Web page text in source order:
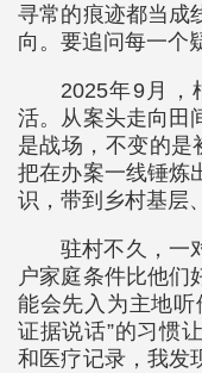
寻常的痕迹都当成
向。要追问每一个
2025年9月，
活。从案头走向田
是战场，不变的是
把在办案一线锤炼
识，带到乡村基层
驻村不久，一
户家庭条件比他们
能会先入为主地听
证据说话”的习惯
和医疗记录，我发